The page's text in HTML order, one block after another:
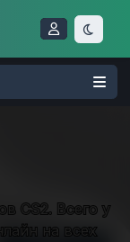
CS2. Всего у
на всех